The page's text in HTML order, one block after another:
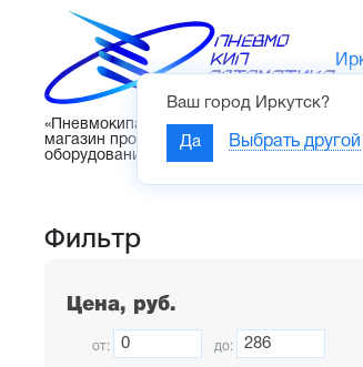
«Пневмокипавтоматика» – интернет-
магазин промышленного
оборудования
Ваш город Иркутск?
Да Выбрать другой
Фильтр
Цена, руб.
от: до: